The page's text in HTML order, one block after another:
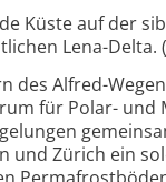
Küste auf der
Lena-Delta.
des Alfred-
für Polar- und
und Zürich ein